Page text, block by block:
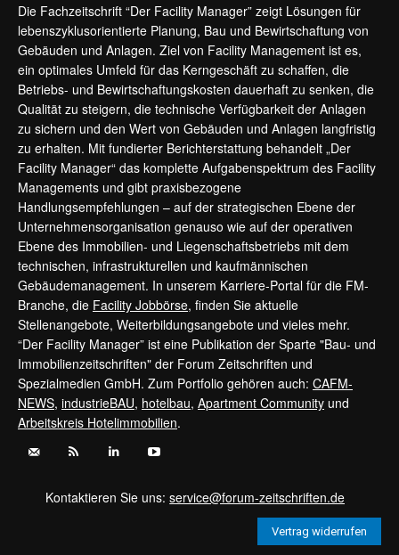
Die Fachzeitschrift “Der Facility Manager” zeigt Lösungen für
lebenszyklusorientierte Planung, Bau und Bewirtschaftung von
Gebäuden und Anlagen. Ziel von Facility Management ist es,
ein optimales Umfeld für das Kerngeschäft zu schaffen, die
Betriebs- und Bewirtschaftungskosten dauerhaft zu senken, die
Qualität zu steigern, die technische Verfügbarkeit der Anlagen
zu sichern und den Wert von Gebäuden und Anlagen langfristig
zu erhalten. Mit fundierter Berichterstattung behandelt „Der
Facility Manager“ das komplette Aufgabenspektrum des Facility
Managements und gibt praxisbezogene
Handlungsempfehlungen – auf der strategischen Ebene der
Unternehmensorganisation genauso wie auf der operativen
Ebene des Immobilien- und Liegenschaftsbetriebs mit dem
technischen, infrastrukturellen und kaufmännischen
Gebäudemanagement. In unserem Karriere-Portal für die FM-
Branche, die Facility Jobbörse, finden Sie aktuelle
Stellenangebote, Weiterbildungsangebote und vieles mehr.
“Der Facility Manager” ist eine Publikation der Sparte "Bau- und
Immobilienzeitschriften" der Forum Zeitschriften und
Spezialmedien GmbH. Zum Portfolio gehören auch: CAFM-
NEWS, industrieBAU, hotelbau, Apartment Community und
Arbeitskreis Hotelimmobilien.
Kontaktieren Sie uns:service@forum-zeitschriften.de
Vertrag widerrufen